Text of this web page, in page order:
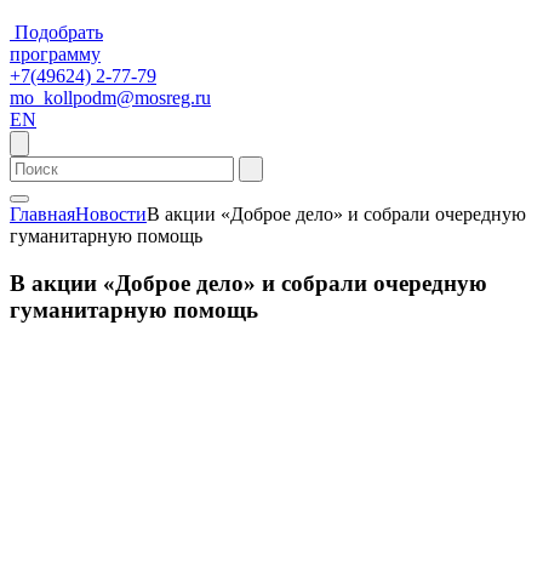
Подобрать
программу
+7(49624) 2-77-79
mo_kollpodm@mosreg.ru
EN
ГлавнаяНовостиВ акции «Доброе дело» и собрали очередную
гуманитарную помощь
В акции «Доброе дело» и собрали очередную
гуманитарную помощь